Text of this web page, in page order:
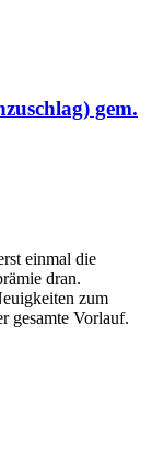
gem.
einmal die
dran.
zum
gesamte Vorlauf.